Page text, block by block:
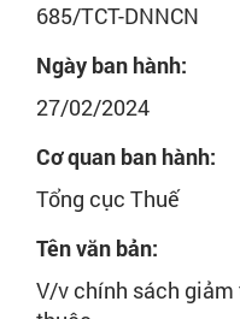
685/TCT-DNNCN
Ngày ban hành:
27/02/2024
Cơ quan ban hành:
Tổng cục Thuế
Tên văn bản:
V/v chính sách